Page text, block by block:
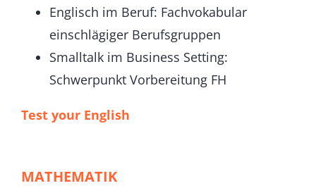
Englisch im Beruf: Fachvokabular
einschlägiger Berufsgruppen
Smalltalk im Business Setting:
Schwerpunkt Vorbereitung FH
Test your English
MATHEMATIK